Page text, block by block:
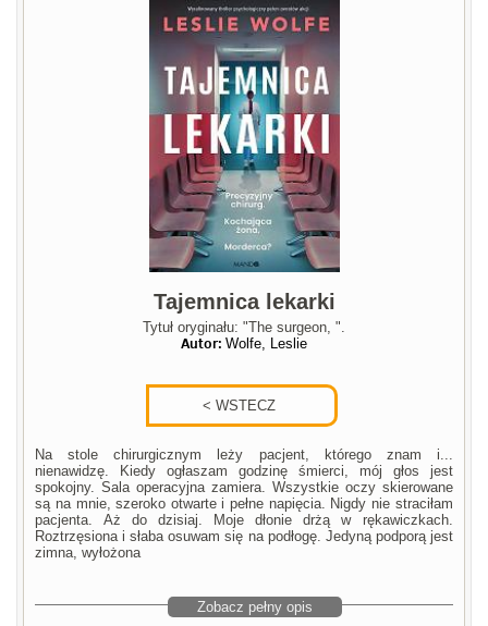
Tajemnica lekarki
Tytuł oryginału: "The surgeon, ".
Autor: Wolfe, Leslie
Na stole chirurgicznym leży pacjent, którego znam i...
nienawidzę. Kiedy ogłaszam godzinę śmierci, mój głos jest
spokojny. Sala operacyjna zamiera. Wszystkie oczy skierowane
są na mnie, szeroko otwarte i pełne napięcia. Nigdy nie straciłam
pacjenta. Aż do dzisiaj. Moje dłonie drżą w rękawiczkach.
Roztrzęsiona i słaba osuwam się na podłogę. Jedyną podporą jest
zimna, wyłożona
Zobacz pełny opis